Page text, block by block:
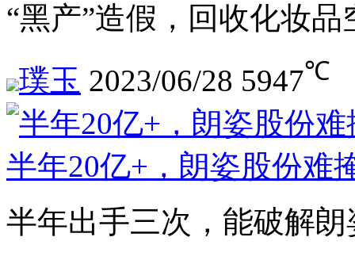
“黑产”造假，回收化妆
璞玉 2023/06/28 5947℃
半年20亿+，朗姿股份难
半年出手三次，能破解